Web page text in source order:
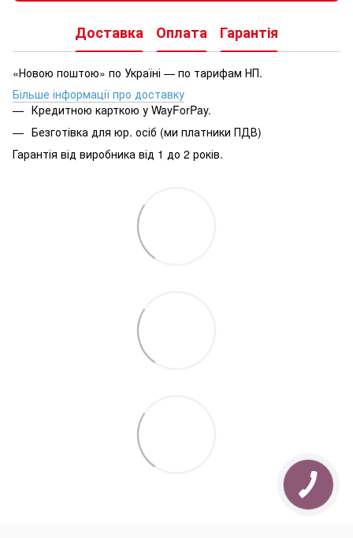
Доставка Оплата Гарантія
«Новою поштою» по Україні — по тарифам НП.
Більше інформації про доставку
Кредитною карткою у WayForPay.
Безготівка для юр. осіб (ми платники ПДВ)
Гарантія від виробника від 1 до 2 років.